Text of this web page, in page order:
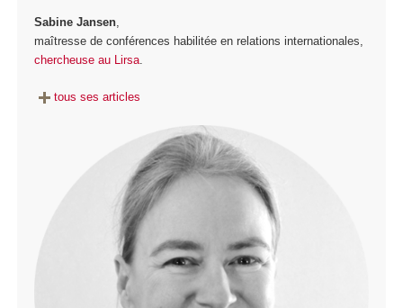
Sabine Jansen,
maîtresse de conférences habilitée en relations internationales,
chercheuse au Lirsa.
tous ses articles